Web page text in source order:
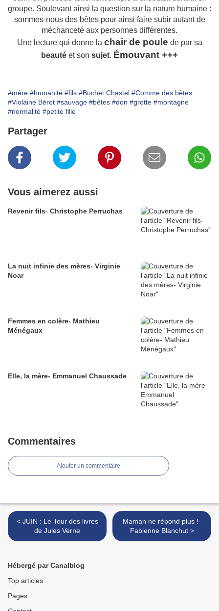
groupe. Soulevant ainsi la question sur la nature humaine :
sommes-nous des bêtes pour ainsi faire subir autant de
méchanceté aux personnes différentes.
Une lecture qui donne la chair de poule de par sa
beauté et son sujet. Émouvant +++
#mère #humanité #fils #Buchet Chastel #Comme des bêtes
#Violaine Bérot #sauvage #bêtes #don #grotte #montagne
#normalité #petite fille
Partager
Vous aimerez aussi
Revenir fils- Christophe Perruchas
La nuit infinie des mères- Virginie
Noar
Femmes en colère- Mathieu
Ménégaux
Elle, la mère- Emmanuel Chaussade
Commentaires
Ajouter un commentaire
< JUIN : Le Tour des livres
de Jules Verne
Maman ne répond plus !-
Fabienne Blanchut >
Hébergé par Canalblog
Top articles
Pages